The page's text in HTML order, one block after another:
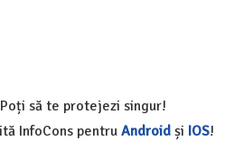
să te protejezi singur!
InfoCons pentru Android și IOS!